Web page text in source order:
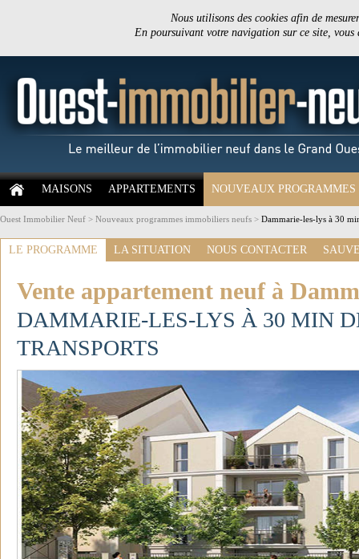
Nous utilisons des cookies afin de
En poursuivant votre navigation sur ce site,
MAISONS APPARTEMENTS NOUVEAUX PROGRAMMES
Ouest Immobilier Neuf > Nouveaux programmes immobiliers neufs > Dammarie-les-lys à 30
LE PROGRAMME LA SITUATION NOUS CONTACTER
Vente appartement neuf à
DAMMARIE-LES-LYS À 30 MIN
TRANSPORTS